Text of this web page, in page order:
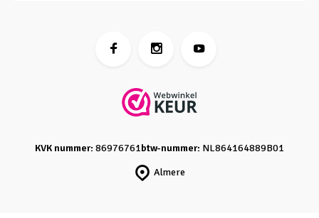
Almere
KVK nummer: 86976761btw-nummer: NL864164889B01